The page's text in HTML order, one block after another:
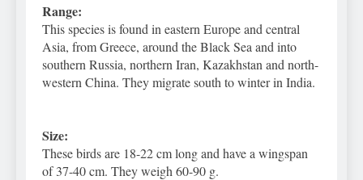
Range:
This species is found in eastern Europe and central
Asia, from Greece, around the Black Sea and into
southern Russia, northern Iran, Kazakhstan and north-
western China. They migrate south to winter in India.
Size:
These birds are 18-22 cm long and have a wingspan
of 37-40 cm. They weigh 60-90 g.